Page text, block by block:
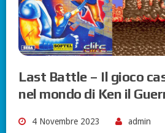
Last Battle – Il gioco
nel mondo di Ken il
4 Novembre 2023 admin